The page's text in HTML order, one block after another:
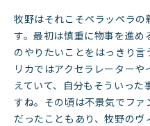
牧野はそれこそペラッペラ
す。最初は慎重に物事を進
のやりたいことをはっきり言
リカではアクセラレーター
えていて、自分もそういった
すね。その頃は不景気でフ
だったこともあり、牧野のヴ